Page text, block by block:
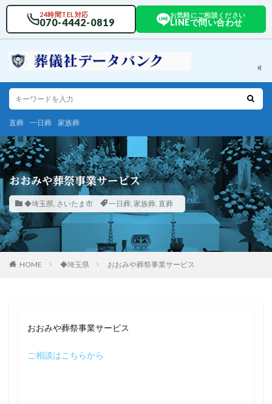
24時間TEL対応
070-4442-0819
お気軽にご相談ください
LINEで問い合わせ
直葬 一日葬 家族葬
おおみや葬祭事業サービス
◆埼玉県, さいたま市 一日葬, 家族葬, 直葬
HOME ◆埼玉県 おおみや葬祭事業サービス
おおみや葬祭事業サービス
ご相談はこちらから